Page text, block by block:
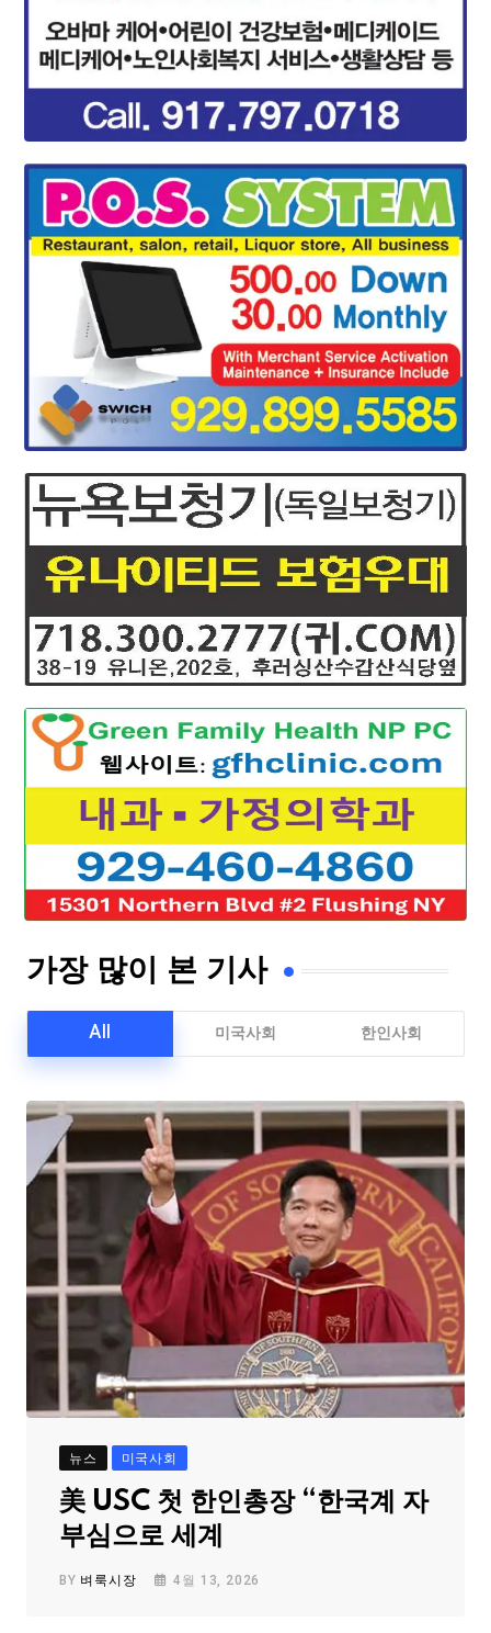
가장 많이 본 기사
All 미국사회 한인사회
뉴스 미국사회
美 USC 첫 한인총장 “한국계 자
부심으로 세계
BY 벼룩시장 4월 13, 2026